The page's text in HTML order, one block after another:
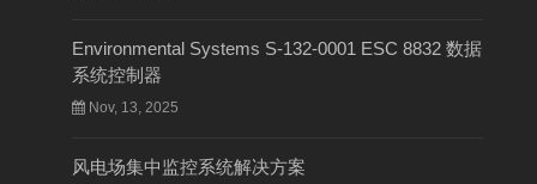
Environmental Systems S-132-0001 ESC 8832 数据
系统控制器
Nov, 13, 2025
风电场集中监控系统解决方案